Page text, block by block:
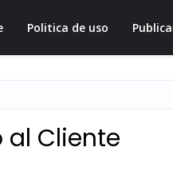
Politica de uso
al Cliente